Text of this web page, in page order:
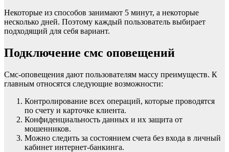
Некоторые из способов занимают 5 минут, а некоторые
несколько дней. Поэтому каждый пользователь выбирает
подходящий для себя вариант.
Подключение смс оповещений
Смс-оповещения дают пользователям массу преимуществ. К
главным относятся следующие возможности:
Контролирование всех операций, которые проводятся
по счету и карточке клиента.
Конфиденциальность данных и их защита от
мошенников.
Можно следить за состоянием счета без входа в личный
кабинет интернет-банкинга.